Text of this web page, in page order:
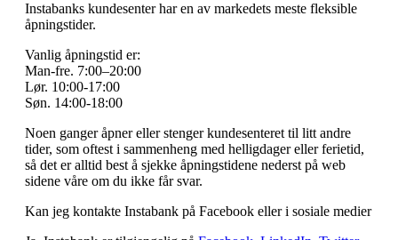
Instabanks kundesenter har en av markedets meste fleksible
åpningstider.
Vanlig åpningstid er:
Man-fre. 7:00–20:00
Lør. 10:00-17:00
Søn. 14:00-18:00
Noen ganger åpner eller stenger kundesenteret til litt andre
tider, som oftest i sammenheng med helligdager eller ferietid,
så det er alltid best å sjekke åpningstidene nederst på web
sidene våre om du ikke får svar.
Kan jeg kontakte Instabank på Facebook eller i sosiale medier